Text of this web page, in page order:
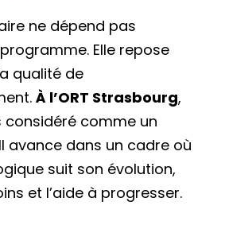
ne dépend pas
Elle repose
qualité de
À l’ORT Strasbourg,
considéré comme un
avance dans un cadre où
suit son évolution,
et l’aide à progresser.